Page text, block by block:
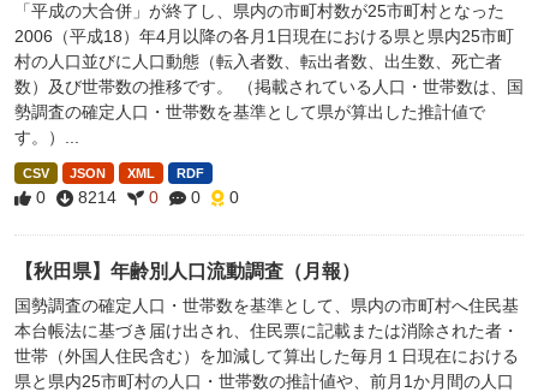
「平成の大合併」が終了し、県内の市町村数が25市町村となった
2006（平成18）年4月以降の各月1日現在における県と県内25市町
村の人口並びに人口動態（転入者数、転出者数、出生数、死亡者
数）及び世帯数の推移です。 （掲載されている人口・世帯数は、国
勢調査の確定人口・世帯数を基準として県が算出した推計値で
す。）...
CSV JSON XML RDF
0 8214 0 0 0
【秋田県】年齢別人口流動調査（月報）
国勢調査の確定人口・世帯数を基準として、県内の市町村へ住民基
本台帳法に基づき届け出され、住民票に記載または消除された者・
世帯（外国人住民含む）を加減して算出した毎月１日現在における
県と県内25市町村の人口・世帯数の推計値や、前月1か月間の人口